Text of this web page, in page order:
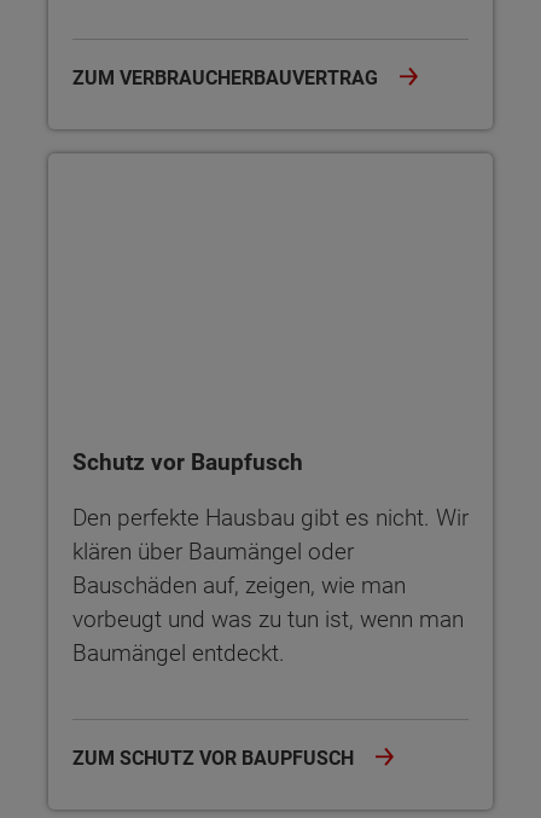
ZUM VERBRAUCHERBAUVERTRAG
Schutz vor Baupfusch
Den perfekte Hausbau gibt es nicht. Wir
klären über Baumängel oder
Bauschäden auf, zeigen, wie man
vorbeugt und was zu tun ist, wenn man
Baumängel entdeckt.
ZUM SCHUTZ VOR BAUPFUSCH